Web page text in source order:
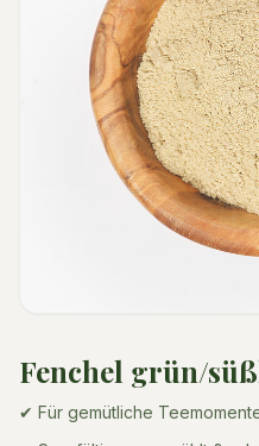
Fenchel grün/
✔ Für gemütliche